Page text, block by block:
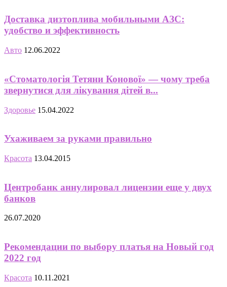
Доставка дизтоплива мобильными АЗС:
удобство и эффективность
Авто 12.06.2022
«Стоматологія Тетяни Конової» — чому треба
звернутися для лікування дітей в...
Здоровье 15.04.2022
Ухаживаем за руками правильно
Красота 13.04.2015
Центробанк аннулировал лицензии еще у двух
банков
26.07.2020
Рекомендации по выбору платья на Новый год
2022 год
Красота 10.11.2021